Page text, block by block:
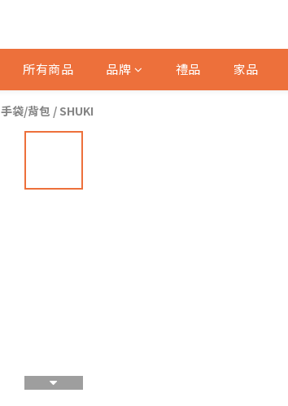
所有商品 品牌 禮品 家品
手袋/背包 / SHUKI